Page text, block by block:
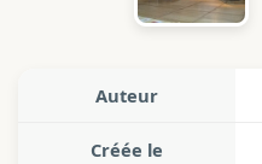
Auteur
Créée le